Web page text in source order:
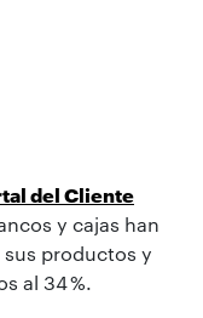
del Cliente
y cajas han
productos y
al 34 %.